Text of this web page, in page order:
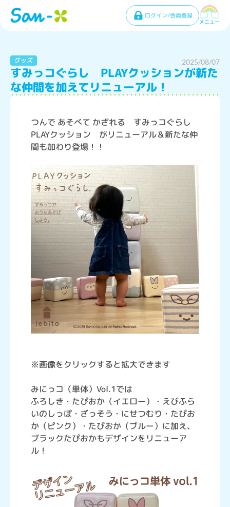
ログイン/会員登録
メニュー
グッズ 2025/08/07
すみっコぐらし PLAYクッションが新た
な仲間を加えてリニューアル！
つんで あそべて かざれる すみっコぐらし
PLAYクッション がリニューアル＆新たな仲
間も加わり登場！！
※画像をクリックすると拡大できます
みにっコ（単体）Vol.1では
ふろしき・たぴおか（イエロー）・えびふら
いのしっぽ・ざっそう・にせつむり・たぴお
か（ピンク）・たぴおか（ブルー）に加え、
ブラックたぴおかもデザインをリニューア
ル！